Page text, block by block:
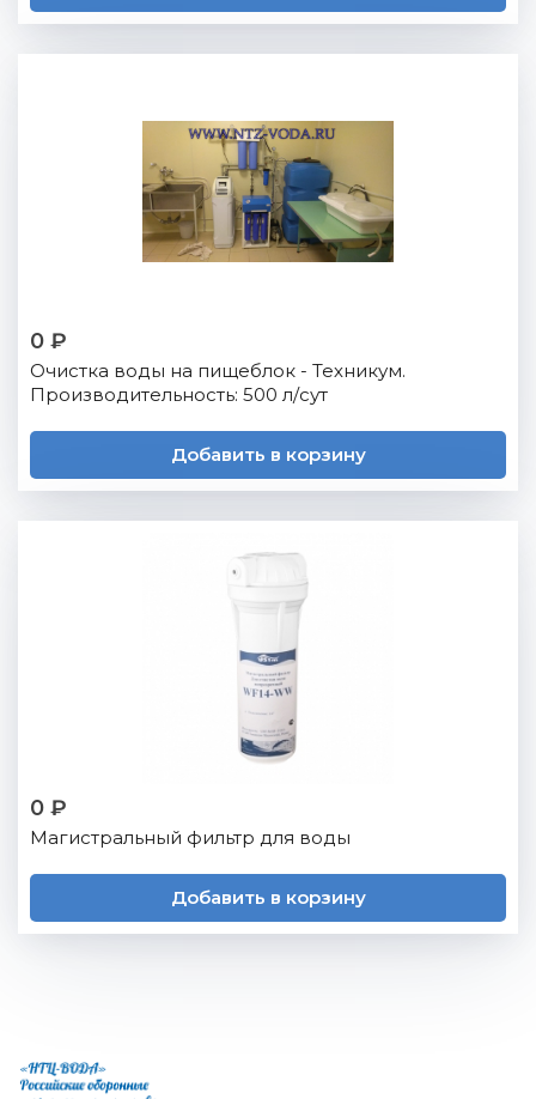
0 ₽
Очистка воды на пищеблок - Техникум.
Производительность: 500 л/сут
Добавить в корзину
0 ₽
Магистральный фильтр для воды
Добавить в корзину